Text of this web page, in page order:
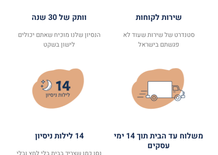
שירות לקוחות
סטנדרט של שירות שעוד לא
פגשתם בישראל
וותק של 30 שנה
הנסיון שלנו מוכיח שאתם יכולים
לישון בשקט
משלוח עד הבית תוך 14 ימי
עסקים
14 לילות ניסיון